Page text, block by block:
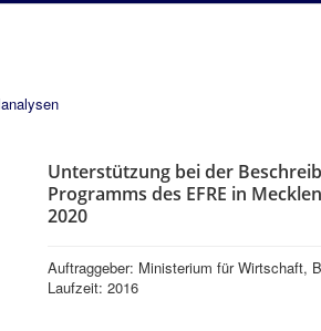
Unterstützung bei der
Programms des EFRE in
2020
Auftraggeber: Ministerium für Wirtschaft,
Laufzeit: 2016